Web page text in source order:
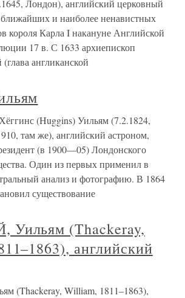
Лондон), английский церковный
и наиболее ненавистных
короля Карла I накануне Английской
17 в. С 1633 архиепископ
англиканской
(Huggins) Уильям (7.2.1824,
там же), английский астроном,
(в 1900—05) Лондонского
Один из первых применил в
анализ и фотографию. В 1864
существование
Уильям (Thackeray,
английский
(Thackeray, William, 1811–1863),